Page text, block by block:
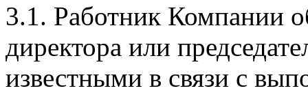
3.1. Работник Компании
директора или
известными в связи с